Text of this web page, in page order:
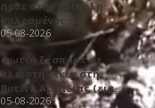
ήρθε στην Τρίπολη ...
καλεσμένος τ…
05-08-2026
Φωτιά ξέσπασε σε
κλειστή οικία στη
Βυτίνα Αρκαδίας (εικ…
05-08-2026